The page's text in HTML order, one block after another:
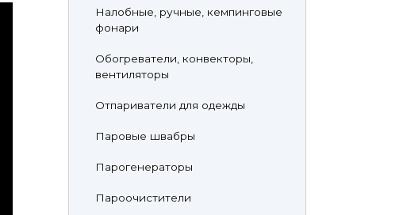
Налобные, ручные, кемпинговые
фонари
Обогреватели, конвекторы,
вентиляторы
Отпариватели для одежды
Паровые швабры
Парогенераторы
Пароочистители